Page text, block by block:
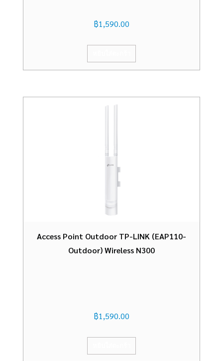
฿1,590.00
Access Point Outdoor TP-LINK (EAP110-
Outdoor) Wireless N300
฿1,590.00